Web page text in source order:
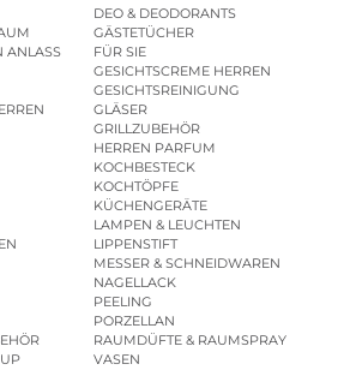
DEO & DEODORANTS
GÄSTETÜCHER
ANLASS
FÜR SIE
GESICHTSCREME HERREN
GESICHTSREINIGUNG
GLÄSER
GRILLZUBEHÖR
HERREN PARFUM
KOCHBESTECK
KOCHTÖPFE
KÜCHENGERÄTE
LAMPEN & LEUCHTEN
LIPPENSTIFT
MESSER & SCHNEIDWAREN
NAGELLACK
PEELING
PORZELLAN
RAUMDÜFTE & RAUMSPRAY
VASEN